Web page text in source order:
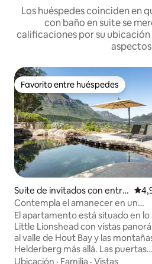
Los huéspedes coinciden en
con baño en suite se
calificaciones por su
Favorito entre huéspedes
Favorito entre huéspedes
Suite de invitados con entra
da independiente en Hout B
ay
Contempla el amanecer en un
alojamiento con vistas a la
El apartamento está situado en lo
Little Lionshead con vistas
al valle de Hout Bay y las
Helderberg más allá. Las puertas
plegables conducen a una amplia
Ubicación · Familia · Vistas